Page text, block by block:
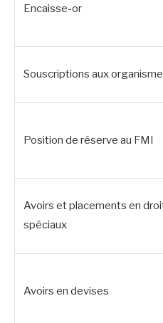
Encaisse-or
Souscriptions aux
Position de réserve au FMI
Avoirs et placements en
spéciaux
Avoirs en devises